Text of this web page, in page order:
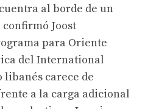
al borde de un
Joost
para Oriente
del International
libanés carece de
a la carga adicional